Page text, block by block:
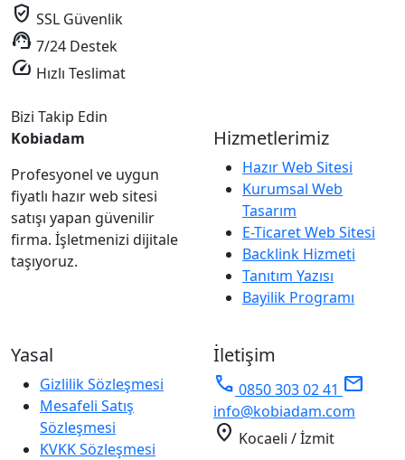
verified_user SSL Güvenlik
support_agent 7/24 Destek
speed Hızlı Teslimat
Bizi Takip Edin
Kobiadam
Profesyonel ve uygun
fiyatlı hazır web sitesi
satışı yapan güvenilir
firma. İşletmenizi dijitale
taşıyoruz.
Hizmetlerimiz
Hazır Web Sitesi
Kurumsal Web
Tasarım
E-Ticaret Web Sitesi
Backlink Hizmeti
Tanıtım Yazısı
Bayilik Programı
Yasal
Gizlilik Sözleşmesi
Mesafeli Satış
Sözleşmesi
KVKK Sözleşmesi
İletişim
phone 0850 303 02 41 mail
info@kobiadam.com
location_on Kocaeli / İzmit